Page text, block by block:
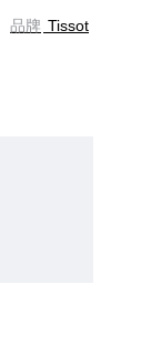
品牌 Tissot